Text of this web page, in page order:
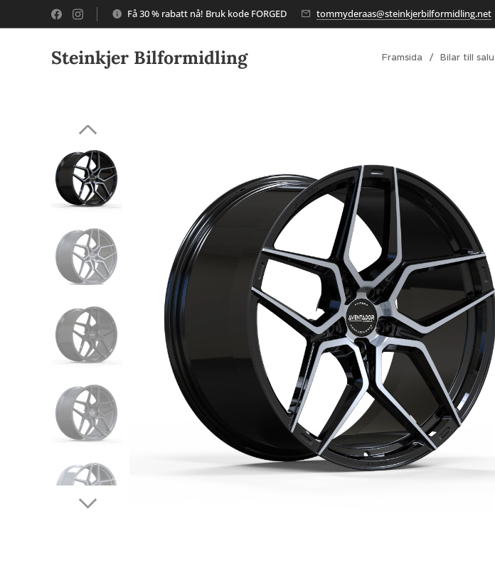
Få 30 % rabatt nå! Bruk kode FORGED tommyderaas@steinkjerbilformidling.net
Steinkjer Bilformidling Framsida Bilar till salu